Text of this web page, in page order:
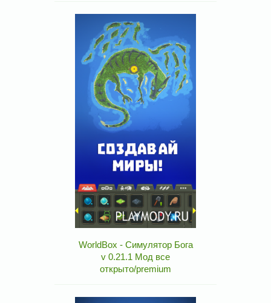
WorldBox - Симулятор Бога
v 0.21.1 Мод все
открыто/premium